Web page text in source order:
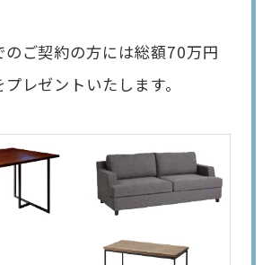
のご契約の方には総額70万円
レゼントいたします。